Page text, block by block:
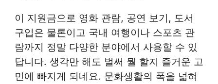
이 지원금으로 영화 관람, 공연 보기, 도서
구입은 물론이고 국내 여행이나 스포츠 관
람까지 정말 다양한 분야에서 사용할 수 있
답니다. 생각만 해도 벌써 뭘 할지 즐거운 고
민에 빠지게 되네요. 문화생활의 폭을 넓혀